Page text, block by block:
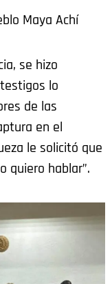
Maya Achí
se hizo
lo
de las
en el
le solicitó que
quiero hablar”.